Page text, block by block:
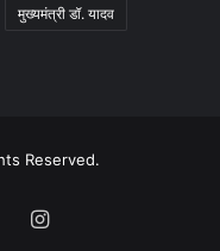
मुख्यमंत्री डॉ. यादव
Reserved.
Instagram